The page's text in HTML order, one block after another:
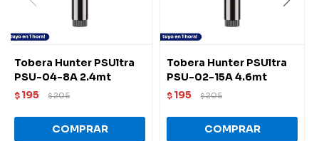
Tobera Hunter PSUltra
PSU-04-8A 2.4mt
$ 195 $205
Tobera Hunter PSUltra
PSU-02-15A 4.6mt
$ 195 $205